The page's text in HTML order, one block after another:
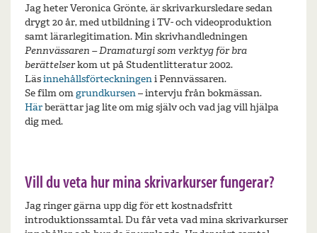
Jag heter Veronica Grönte, är skrivarkursledare sedan
drygt 20 år, med utbildning i TV- och videoproduktion
samt lärarlegitimation. Min skrivhandledningen
Pennvässaren – Dramaturgi som verktyg för bra
berättelserkom ut på Studentlitteratur 2002.
Läsinnehållsförteckningeni Pennvässaren.
Se film omgrundkursen– intervju från bokmässan.
Härberättar jag lite om mig själv och vad jag vill hjälpa
dig med.
Vill du veta hur mina skrivarkurser fungerar?
Jag ringer gärna upp dig för ett kostnadsfritt
introduktionssamtal. Du får veta vad mina skrivarkurser